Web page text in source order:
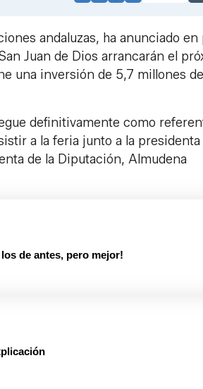
andaluzas, ha anunciado en
Juan de Dios arrancarán el
una inversión de 5,7 millones de
definitivamente como
a la feria junto a la presidenta
de la Diputación, Almudena
de antes, pero mejor!